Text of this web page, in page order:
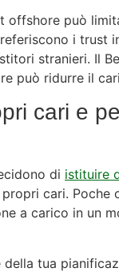
offshore può
i trust
stranieri. Il
può ridurre il
cari e
di istituire
cari. Poche
a carico in un
tua